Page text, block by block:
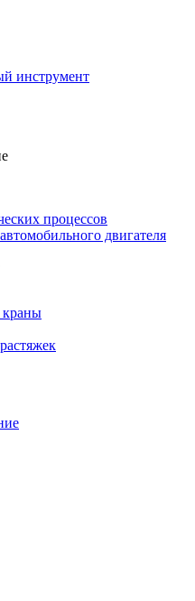
инструмент
процессов
двигателя
краны